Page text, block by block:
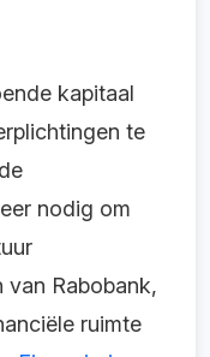
kapitaal
te
nodig om
van Rabobank,
ruimte